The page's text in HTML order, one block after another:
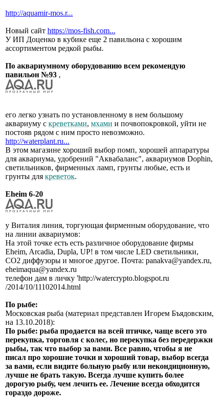
http://aquamir-mos.r...
Новый сайт https://mos-fish.com...
У ИП Доценко в кубике еще 2 павильона с хорошим
ассортиментом редкой рыбы.
По аквариумному оборудованию всем рекомендую
павильон №93 ,
его легко узнать по установленному в нем большому
аквариуму с креветками, мхами и почвопокровкой, уйти не
постояв рядом с ним просто невозможно.
http://waterplant.ru...
В этом магазине хороший выбор помп, хорошей аппаратуры
для аквариума, удобрений "Аквабаланс", аквариумов Dophin,
светильников, фирменных ламп, грунты любые, есть и
грунты для креветок.
Eheim 6-20
у Виталия линия, торгующая фирменным оборудование, что
на линии аквариумов:
На этой точке есть есть различное оборудование фирмы
Eheim, Arcadia, Dupla, UP! в том числе LED светильники,
СО2 диффузоры и многое другое. Почта: panakva@yandex.ru,
eheimaqua@yandex.ru
телефон дам в личку 'http://watercrypto.blogspot.ru
/2014/10/11102014.html
По рыбе:
Московская рыба (материал представлен Игорем Бъядовским,
на 13.10.2018):
По рыбе: рыба продается на всей птичке, чаще всего это
перекупка, торговля с колес, но перекупка без передержки
рыбы, так что выбор за вами. Все равно, чтобы я не
писал про хорошие точки и хороший товар, выбор всегда
за вами, если видите больную рыбу или некондиционную,
лучше не брать такую. Всегда лучше купить более
дорогую рыбу, чем лечить ее. Лечение всегда обходится
гораздо дороже.